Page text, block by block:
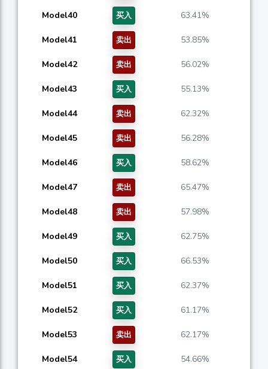
Model40 买入 63.41%
Model41 卖出 53.85%
Model42 卖出 56.02%
Model43 买入 55.13%
Model44 卖出 62.32%
Model45 卖出 56.28%
Model46 买入 58.62%
Model47 卖出 65.47%
Model48 卖出 57.98%
Model49 买入 62.75%
Model50 买入 66.53%
Model51 买入 62.37%
Model52 买入 61.17%
Model53 卖出 62.17%
Model54 买入 54.66%